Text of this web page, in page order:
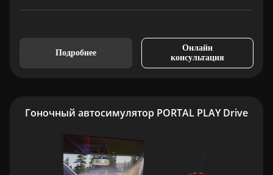
Подробнее
Онлайн
консультация
Гоночный автосимулятор PORTAL PLAY Drive